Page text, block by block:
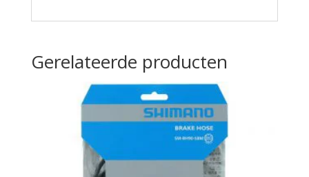
Gerelateerde producten